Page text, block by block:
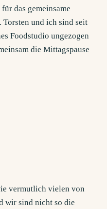
das gemeinsame
und ich sind seit
Foodstudio ungezogen
die Mittagspause
vermutlich vielen von
wir sind nicht so die